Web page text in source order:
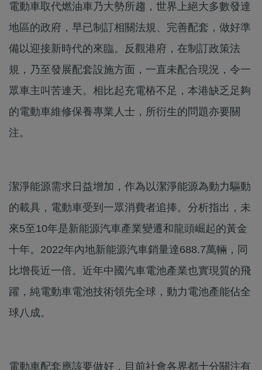
電動車取代燃油車乃大勢所趨，世界上絕大多數發達
地區的政府，早已制訂相關法規、完善配套，做好準
備以迎接新時代的來臨。反觀港府，在制訂政策法
規，乃至發展配套設施方面，一直未配合現況，令一
眾車主叫苦連天。相比起充電樁不足，本港缺乏足夠
的電動車維修保養專業人士，所衍生的問題亦要關
注。
潔淨能源需求日益增加，作為以潔淨能源為動力驅動
的載具，電動車受到一眾消費者追捧。分析指出，未
來5至10年是新能源汽車產業變遷和龍頭崛起的黃金
十年。2022年內地新能源汽車銷量達688.7萬輛，同
比增長近一倍。近年中國汽車電池產業也實現質的飛
躍，純電動車電池技術領先全球，動力電池產能佔全
球八成。
電動車配套應該要做好，目前社會各界都十分關注有